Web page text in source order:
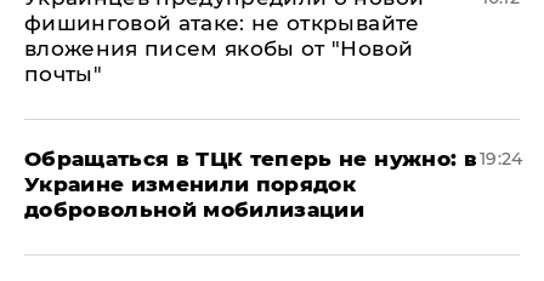
фишинговой атаке: не открывайте
вложения писем якобы от "Новой
почты"
Обращаться в ТЦК теперь не нужно: в
Украине изменили порядок
добровольной мобилизации
19:24